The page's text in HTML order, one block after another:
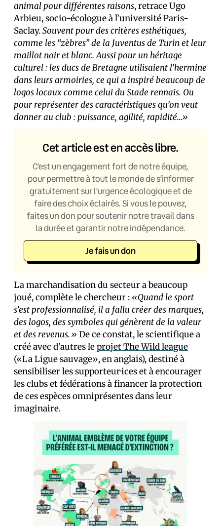
animal pour différentes raisons, retrace Ugo
Arbieu, socio-écologue à l’université Paris-
Saclay.Souvent pour des critères esthétiques,
comme les “zèbres” de la Juventus de Turin et leur
maillot noir et blanc. Aussi pour un héritage
culturel : les ducs de Bretagne utilisaient l’hermine
dans leurs armoiries, ce qui a inspiré beaucoup de
logos locaux comme celui du Stade rennais. Ou
pour représenter des caractéristiques qu’on veut
donner au club : puissance, agilité, rapidité…»
Cet article est en accès libre.
C’est un engagement fort de notre équipe,
pour permettre à tout le monde de s’informer
gratuitement sur l’urgence écologique et de
faire des choix éclairés. Si vous le pouvez,
faites un don pour soutenir notre travail dans
la durée et garantir notre indépendance.
Je fais un don
La marchandisation du secteur a beaucoup
joué, complète le chercheur : «Quand le sport
s’est professionnalisé, il a fallu créer des marques,
des logos, des symboles qui génèrent de la valeur
et des revenus.» De ce constat, le scientifique a
créé avec d’autres leprojet The Wild league
(«La Ligue sauvage», en anglais), destiné à
sensibiliser les supporteur·ices et à encourager
les clubs et fédérations à financer la protection
de ces espèces omniprésentes dans leur
imaginaire.